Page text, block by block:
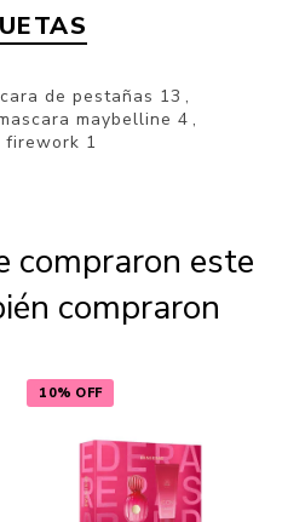
de pestañas 13 ,
maybelline 4 ,
firework 1
compraron este
compraron
10% OFF